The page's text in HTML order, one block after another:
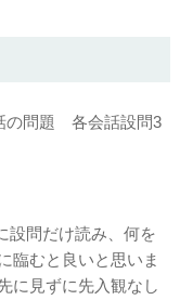
問題 各会話設問3
設問だけ読み、何を
臨むと良いと思いま
に見ずに先入観なし